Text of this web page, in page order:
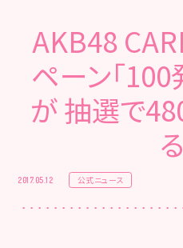
AKB48
ペーン「100
が 抽選で
2017.05.12 公式ニュース